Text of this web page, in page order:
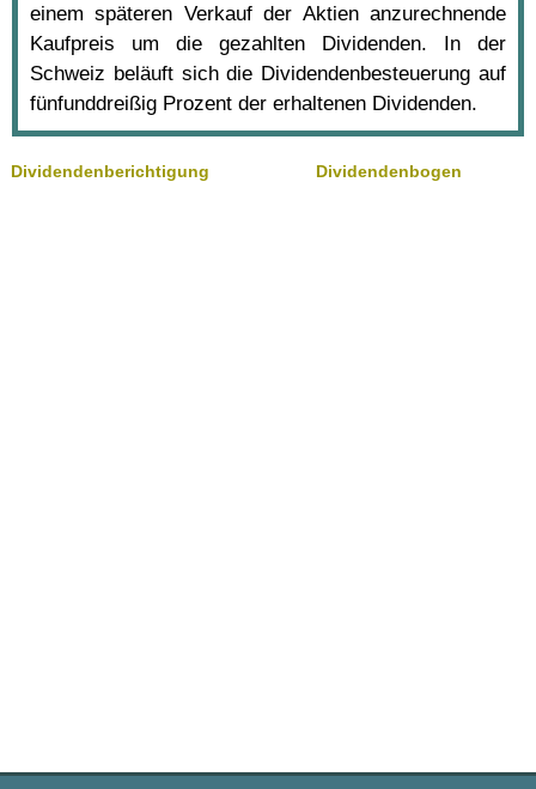
einem späteren Verkauf der Aktien anzurechnende
Kaufpreis um die gezahlten Dividenden. In der
Schweiz beläuft sich die Dividendenbesteuerung auf
fünfunddreißig Prozent der erhaltenen Dividenden.
Dividendenberichtigung Dividendenbogen